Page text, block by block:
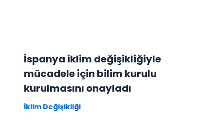
İspanya iklim değişikliğiyle
mücadele için bilim kurulu
kurulmasını onayladı
İklim Değişikliği